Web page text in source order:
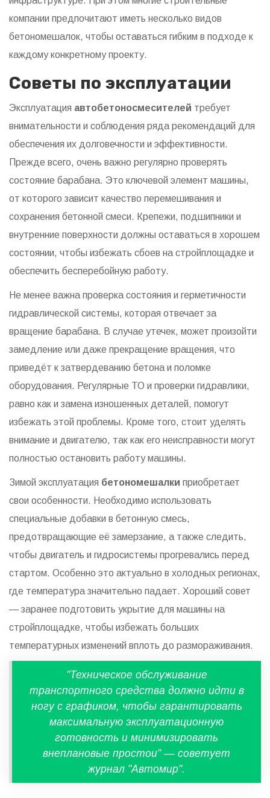
компании предпочитают иметь несколько видов
бетономешалок, чтобы оставаться гибким в подходе к
каждому конкретному проекту.
Советы по эксплуатации
Эксплуатация автобетоносмесителей требует
внимательности и соблюдения ряда рекомендаций для
обеспечения их долговечности и эффективности.
Прежде всего, очень важно регулярно проверять
состояние барабана. Это ключевой элемент машины,
от которого зависит качество перемешивания и
сохранения бетонной смеси. Крепежи, подшипники и
внутренние поверхности должны оставаться в хорошем
состоянии, чтобы избежать сбоев на стройплощадке и
обеспечить бесперебойную работу.
Не менее важна проверка состояния и герметичности
гидравлической системы, которая отвечает за
вращение барабана. В случае утечек, может произойти
замедление или даже прекращение вращения, что
приведёт к затвердеванию бетона и поломке
оборудования. Регулярные ТО и проверки гидравлики,
равно как и замена изношенных деталей, помогут
избежать этой проблемы. Кроме того, стоит уделять
внимание и двигателю, так как его неисправности могут
полностью остановить работу машины.
Зимой эксплуатация бетономешалки приобретает
свои особенности. Необходимо использовать
специальные добавки в бетонную смесь,
предотвращающие её замерзание, а также следить,
чтобы двигатель и гидросистемы прогревались перед
стартом. Особенно это актуально в холодных регионах,
где температура значительно падает. Хороший совет
— заранее подготовить укрытие для машины на
стройплощадке, чтобы избежать больших
температурных изменений вплоть до размораживания.
"Техническое обслуживание
транспортного средства должно идти в
ногу с графиком, чтобы гарантировать
максимальную эксплуатационную
готовность и минимизировать
внеплановые простои" — советует
журнал "Автомир".